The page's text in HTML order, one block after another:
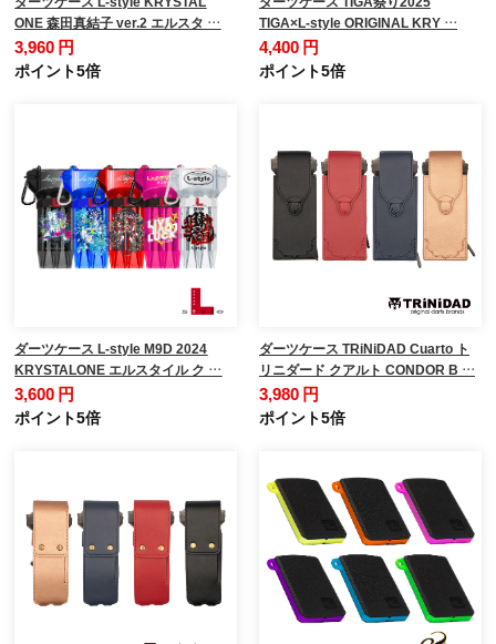
ONE 森田真結子 ver.2 エルスタ …
3,960 円
ポイント5倍
TIGA×L-style ORIGINAL KRY …
4,400 円
ポイント5倍
ダーツケース L-style M9D 2024
KRYSTALONE エルスタイル ク …
3,600 円
ポイント5倍
ダーツケース TRiNiDAD Cuarto ト
リニダード クアルト CONDOR B …
3,980 円
ポイント5倍